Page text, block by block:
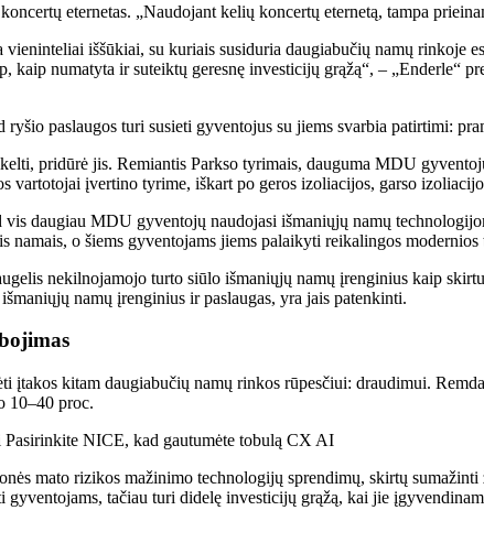
eternetas. „Naudojant kelių koncertų eternetą, tampa
vieninteliai iššūkiai, su kuriais susiduria daugiabučių namų
kaip numatyta ir suteiktų geresnę investicijų grąžą“, – „Enderle“
ryšio paslaugos turi susieti gyventojus su jiems svarbia patirtimi:
pridūrė jis. Remiantis Parkso tyrimais, dauguma MDU
vartotojai įvertino tyrime, iškart po geros izoliacijos, garso
vis daugiau MDU gyventojų naudojasi išmaniųjų namų
namais, o šiems gyventojams jiems palaikyti reikalingos modernios
nekilnojamojo turto siūlo išmaniųjų namų įrenginius kaip
namų įrenginius ir paslaugas, yra jais patenkinti.
įtakos kitam daugiabučių namų rinkos rūpesčiui: draudimui.
10–40 proc.
mato rizikos mažinimo technologijų sprendimų, skirtų
gyventojams, tačiau turi didelę investicijų grąžą, kai jie